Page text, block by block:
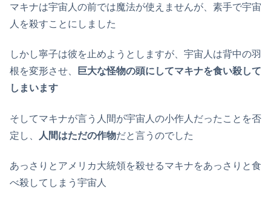
マキナは宇宙人の前では魔法が使えませんが、素手で宇宙
人を殺すことにしました
しかし寧子は彼を止めようとしますが、宇宙人は背中の羽
根を変形させ、
巨大な怪物の頭にしてマキナを食い殺して
しまいます
そしてマキナが言う人間が宇宙人の小作人だったことを否
定し、
人間はただの作物だと言うのでした
あっさりとアメリカ大統領を殺せるマキナをあっさりと食
べ殺してしまう宇宙人